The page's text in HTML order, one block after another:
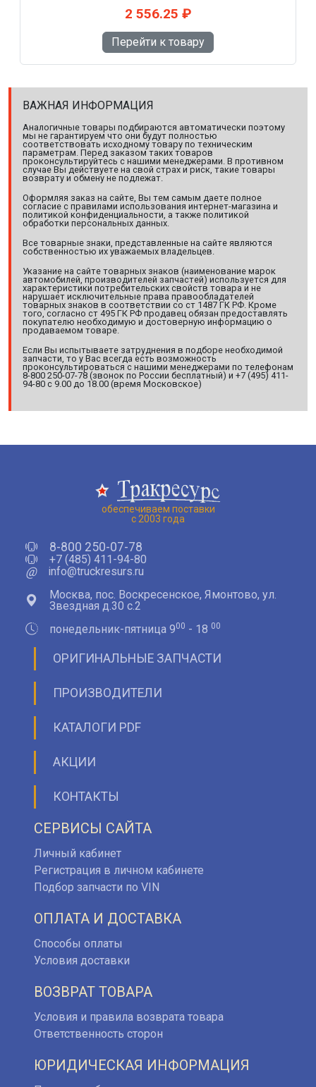
2 556.25 ₽
Перейти к товару
ВАЖНАЯ ИНФОРМАЦИЯ
Аналогичные товары подбираются автоматически поэтому
мы не гарантируем что они будут полностью
соответствовать исходному товару по техническим
параметрам. Перед заказом таких товаров
проконсультируйтесь с нашими менеджерами. В противном
случае Вы действуете на свой страх и риск, такие товары
возврату и обмену не подлежат.
Оформляя заказ на сайте, Вы тем самым даете полное
согласие с правилами использования интернет-магазина и
политикой конфиденциальности, а также политикой
обработки персональных данных.
Все товарные знаки, представленные на сайте являются
собственностью их уважаемых владельцев.
Указание на сайте товарных знаков (наименование марок
автомобилей, производителей запчастей) используется для
характеристики потребительских свойств товара и не
нарушает исключительные права правообладателей
товарных знаков в соответствии со ст 1487 ГК РФ. Кроме
того, согласно ст 495 ГК РФ продавец обязан предоставлять
покупателю необходимую и достоверную информацию о
продаваемом товаре.
Если Вы испытываете затруднения в подборе необходимой
запчасти, то у Вас всегда есть возможность
проконсультироваться с нашими менеджерами по телефонам
8-800 250-07-78 (звонок по России бесплатный) и +7 (495) 411-
94-80 с 9.00 до 18.00 (время Московское)
обеспечиваем поставки
с 2003 года
8-800 250-07-78
+7 (485) 411-94-80
@
info@truckresurs.ru
Москва, пос. Воскресенское, Ямонтово, ул.
Звездная д.30 с.2
понедельник-пятница 900 - 18 00
ОРИГИНАЛЬНЫЕ ЗАПЧАСТИ
ПРОИЗВОДИТЕЛИ
КАТАЛОГИ PDF
АКЦИИ
КОНТАКТЫ
СЕРВИСЫ САЙТА
Личный кабинет
Регистрация в личном кабинете
Подбор запчасти по VIN
ОПЛАТА И ДОСТАВКА
Способы оплаты
Условия доставки
ВОЗВРАТ ТОВАРА
Условия и правила возврата товара
Ответственность сторон
ЮРИДИЧЕСКАЯ ИНФОРМАЦИЯ